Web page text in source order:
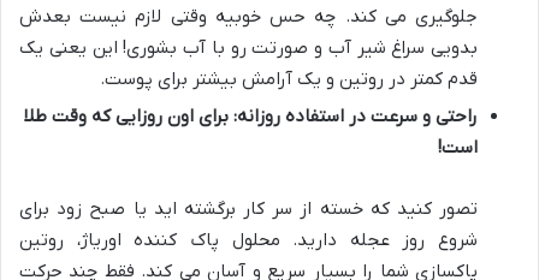
جلوگیری می کند. چه حس خوبیه وقتی لازم نیست بعدش
بدویی سراغ شیر آب و صورتت رو با آب بشوری! این یعنی یک
قدم کمتر در روتین و یک آرامش بیشتر برای پوست.
راحتی و سرعت در استفاده روزانه: برای اون روزایی که وقت طلا
است!
تصور کنید که خسته از سر کار برگشته اید یا صبح زود برای
شروع روز عجله دارید. محلول پاک کننده اوریاژ، روتین
پاکسازی شما را بسیار سریع و آسان می کند. فقط چند حرکت